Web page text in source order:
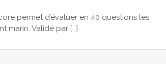
permet d’évaluer en 40 questions les
marin. Validé par […]